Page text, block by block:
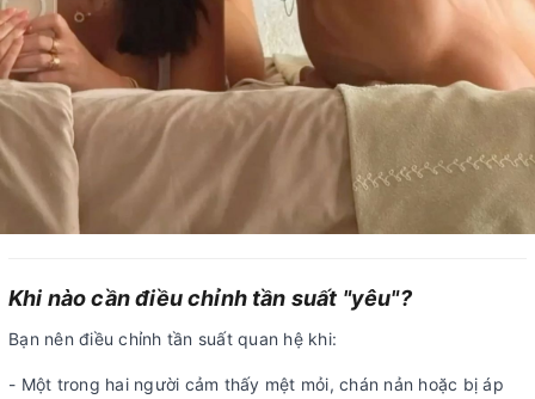
Khi nào cần điều chỉnh tần suất "yêu"?
Bạn nên điều chỉnh tần suất quan hệ khi:
- Một trong hai người cảm thấy mệt mỏi, chán nản hoặc bị áp